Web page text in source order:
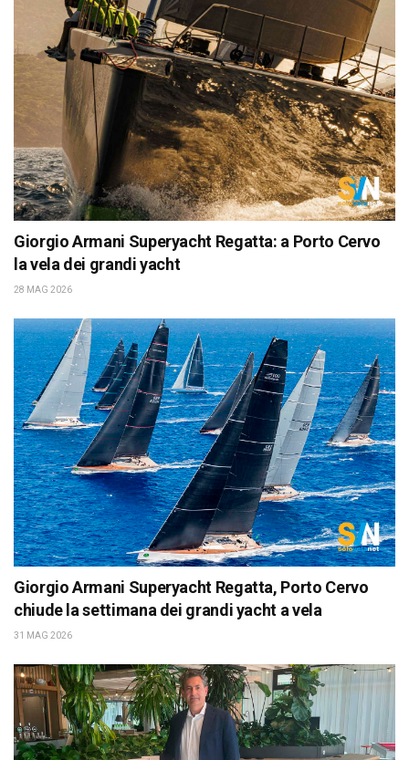
Giorgio Armani Superyacht Regatta: a Porto Cervo
la vela dei grandi yacht
28 MAG 2026
Giorgio Armani Superyacht Regatta, Porto Cervo
chiude la settimana dei grandi yacht a vela
31 MAG 2026